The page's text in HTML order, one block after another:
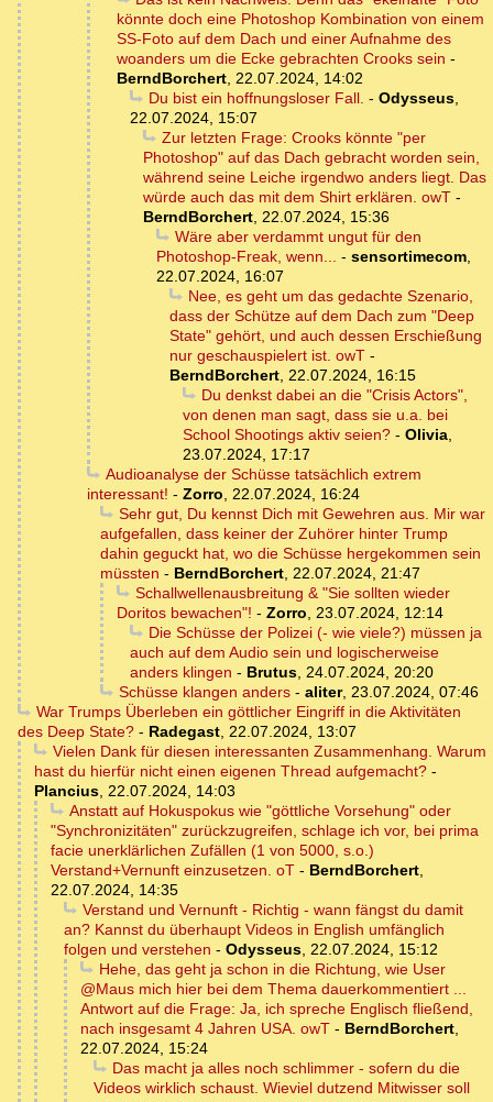
könnte doch eine Photoshop Kombination von einem
SS-Foto auf dem Dach und einer Aufnahme des
woanders um die Ecke gebrachten Crooks sein -
BerndBorchert, 22.07.2024, 14:02
Du bist ein hoffnungsloser Fall. - Odysseus,
22.07.2024, 15:07
Zur letzten Frage: Crooks könnte "per
Photoshop" auf das Dach gebracht worden sein,
während seine Leiche irgendwo anders liegt. Das
würde auch das mit dem Shirt erklären. owT -
BerndBorchert, 22.07.2024, 15:36
Wäre aber verdammt ungut für den
Photoshop-Freak, wenn... - sensortimecom,
22.07.2024, 16:07
Nee, es geht um das gedachte Szenario,
dass der Schütze auf dem Dach zum "Deep
State" gehört, und auch dessen Erschießung
nur geschauspielert ist. owT -
BerndBorchert, 22.07.2024, 16:15
Du denkst dabei an die "Crisis Actors",
von denen man sagt, dass sie u.a. bei
School Shootings aktiv seien? - Olivia,
23.07.2024, 17:17
Audioanalyse der Schüsse tatsächlich extrem
interessant! - Zorro, 22.07.2024, 16:24
Sehr gut, Du kennst Dich mit Gewehren aus. Mir war
aufgefallen, dass keiner der Zuhörer hinter Trump
dahin geguckt hat, wo die Schüsse hergekommen sein
müssten - BerndBorchert, 22.07.2024, 21:47
Schallwellenausbreitung & "Sie sollten wieder
Doritos bewachen"! - Zorro, 23.07.2024, 12:14
Die Schüsse der Polizei (- wie viele?) müssen ja
auch auf dem Audio sein und logischerweise
anders klingen - Brutus, 24.07.2024, 20:20
Schüsse klangen anders- aliter, 23.07.2024, 07:46
War Trumps Überleben ein göttlicher Eingriff in die Aktivitäten
des Deep State? - Radegast, 22.07.2024, 13:07
Vielen Dank für diesen interessanten Zusammenhang. Warum
hast du hierfür nicht einen eigenen Thread aufgemacht? -
Plancius, 22.07.2024, 14:03
Anstatt auf Hokuspokus wie "göttliche Vorsehung" oder
"Synchronizitäten" zurückzugreifen, schlage ich vor, bei prima
facie unerklärlichen Zufällen (1 von 5000, s.o.)
Verstand+Vernunft einzusetzen. oT - BerndBorchert,
22.07.2024, 14:35
Verstand und Vernunft - Richtig - wann fängst du damit
an? Kannst du überhaupt Videos in English umfänglich
folgen und verstehen - Odysseus, 22.07.2024, 15:12
Hehe, das geht ja schon in die Richtung, wie User
@Maus mich hier bei dem Thema dauerkommentiert ...
Antwort auf die Frage: Ja, ich spreche Englisch fließend,
nach insgesamt 4 Jahren USA. owT - BerndBorchert,
22.07.2024, 15:24
Das macht ja alles noch schlimmer - sofern du die
Videos wirklich schaust. Wieviel dutzend Mitwisser soll